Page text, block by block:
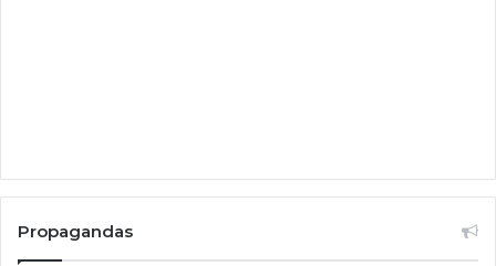
Propagandas